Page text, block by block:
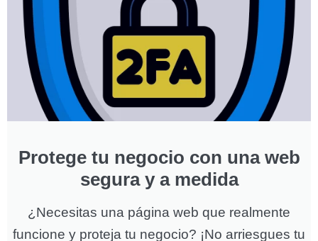
Protege tu negocio con una web
segura y a medida
¿Necesitas una página web que realmente
funcione y proteja tu negocio? ¡No arriesgues tu